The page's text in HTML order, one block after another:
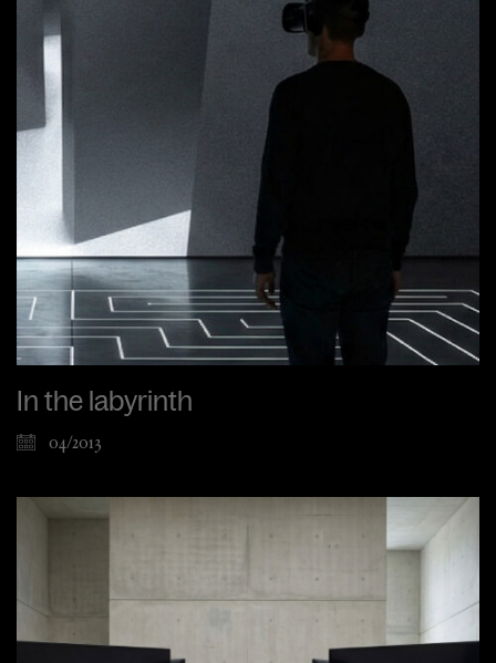
In the labyrinth
04/2013